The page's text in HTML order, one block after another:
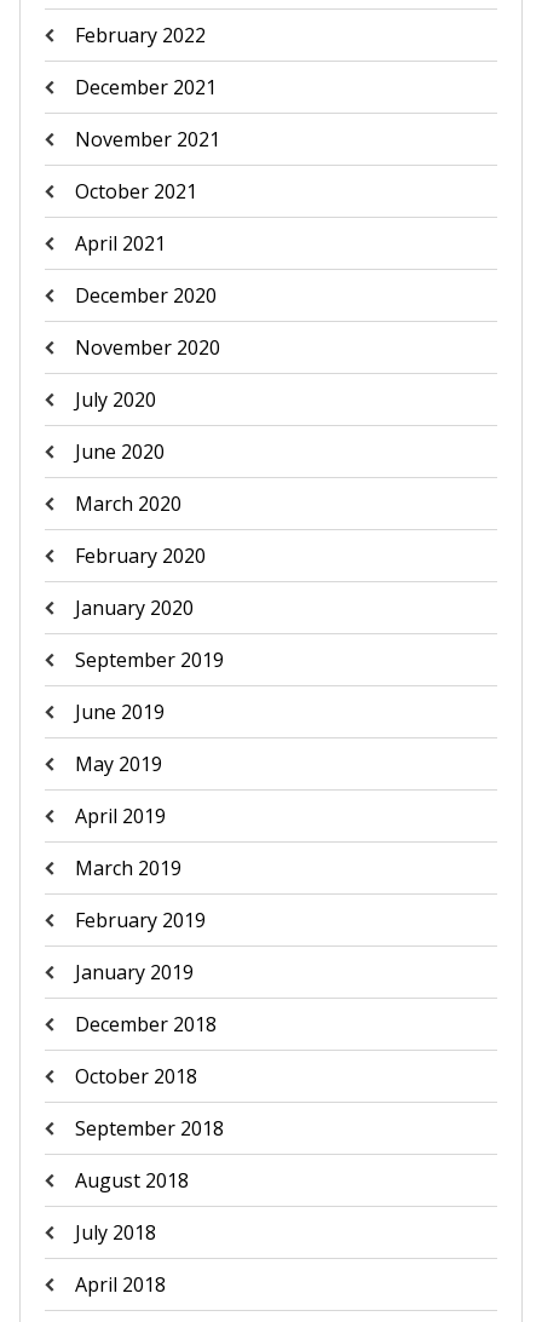
February 2022
December 2021
November 2021
October 2021
April 2021
December 2020
November 2020
July 2020
June 2020
March 2020
February 2020
January 2020
September 2019
June 2019
May 2019
April 2019
March 2019
February 2019
January 2019
December 2018
October 2018
September 2018
August 2018
July 2018
April 2018